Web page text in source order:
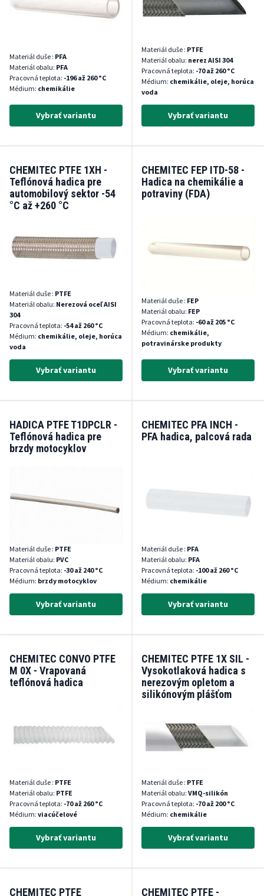
Materiál duše : PFA
Materiál obalu: PFA
Pracovná teplota: -196 až 260 °C
Médium: chemikálie
Vybrať variantu
Materiál duše : PTFE
Materiál obalu: nerez AISI 304
Pracovná teplota: -70 až 260 °C
Médium: chemikálie, oleje, horúca
voda
Vybrať variantu
CHEMITEC PTFE 1XH -
Teflónová hadica pre
automobilový sektor -54
°C až +260 °C
Materiál duše : PTFE
Materiál obalu: Nerezová oceľ AISI
304
Pracovná teplota: -54 až 260 °C
Médium: chemikálie, oleje, horúca
voda
Vybrať variantu
CHEMITEC FEP ITD-58 -
Hadica na chemikálie a
potraviny (FDA)
Materiál duše : FEP
Materiál obalu: FEP
Pracovná teplota: -60 až 205 °C
Médium: chemikálie,
potravinárske produkty
Vybrať variantu
HADICA PTFE T1DPCLR -
Teflónová hadica pre
brzdy motocyklov
Materiál duše : PTFE
Materiál obalu: PVC
Pracovná teplota: -30 až 240 °C
Médium: brzdy motocyklov
Vybrať variantu
CHEMITEC PFA INCH -
PFA hadica, palcová rada
Materiál duše : PFA
Materiál obalu: PFA
Pracovná teplota: -100 až 260 °C
Médium: chemikálie
Vybrať variantu
CHEMITEC CONVO PTFE
M 0X - Vrapovaná
teflónová hadica
Materiál duše : PTFE
Materiál obalu: PTFE
Pracovná teplota: -70 až 260 °C
Médium: viacúčelové
Vybrať variantu
CHEMITEC PTFE 1X SIL -
Vysokotlaková hadica s
nerezovým opletom a
silikónovým plášťom
Materiál duše : PTFE
Materiál obalu: VMQ-silikón
Pracovná teplota: -70 až 200 °C
Médium: chemikálie
Vybrať variantu
CHEMITEC PTFE CHEMITEC PTFE -